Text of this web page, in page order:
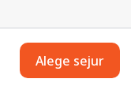
Alege sejur